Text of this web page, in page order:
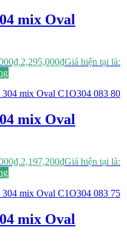
mix Oval
2,295,000₫Giá hiện tại là:
mix Oval
2,197,200₫Giá hiện tại là:
mix Oval